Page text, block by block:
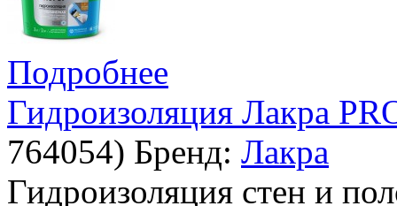
Подробнее
Гидроизоляция Лакра
764054) Бренд: Лакра
Гидроизоляция стен и